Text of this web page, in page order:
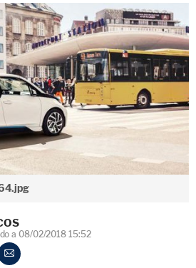
a 08/02/2018 15:52